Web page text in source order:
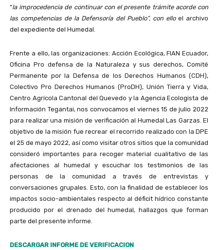
“la improcedencia de continuar con el presente trámite acorde con
las competencias de la Defensoría del Pueblo”, con elloel archivo
del expediente del Humedal.
Frente a ello, las organizaciones: Acción Ecológica, FIAN Ecuador,
Oficina Pro defensa de la Naturaleza y sus derechos, Comité
Permanente por la Defensa de los Derechos Humanos (CDH),
Colectivo Pro Derechos Humanos (ProDH), Unión Tierra y Vida,
Centro Agrícola Cantonal del Quevedo y la Agencia Ecologista de
Información Tegantai, nos convocamos el viernes 15 de julio 2022
para realizar una misión de verificación al Humedal Las Garzas. El
objetivo de la misión fue recrear el recorrido realizado con la DPE
el 25 de mayo 2022, así como visitar otros sitios que la comunidad
consideró importantes para recoger material cualitativo de las
afectaciones al humedal y escuchar los testimonios de las
personas de la comunidad a través de entrevistas y
conversaciones grupales. Esto, con la finalidad de establecer los
impactos socio-ambientales respecto al déficit hídrico constante
producido por el drenado del humedal, hallazgos que forman
parte del presente informe.
DESCARGAR INFORME DE VERIFICACION